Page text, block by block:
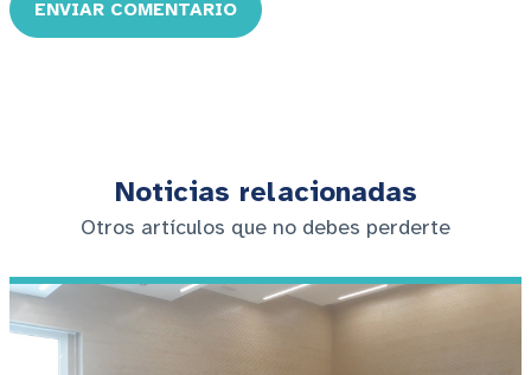
ENVIAR COMENTARIO
Noticias relacionadas
Otros artículos que no debes perderte